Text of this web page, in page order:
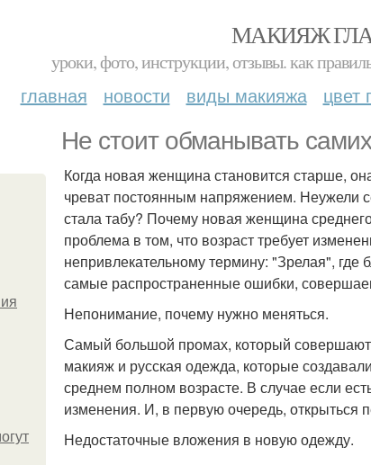
МАКИЯЖ
уроки, фото, инструкции, отзывы. как
главная новости виды макияжа цвет
Не стоит обманывать
Когда новая женщина становится старше,
чреват постоянным напряжением. Неужели
стала табу? Почему новая женщина
проблема в том, что возраст требует
непривлекательному термину: "Зрелая", где
самые распространенные ошибки,
Непонимание, почему нужно меняться.
Самый большой промах, который
макияж и русская одежда, которые
среднем полном возрасте. В случае если
изменения. И, в первую очередь, открыться
Недостаточные вложения в новую одежду.